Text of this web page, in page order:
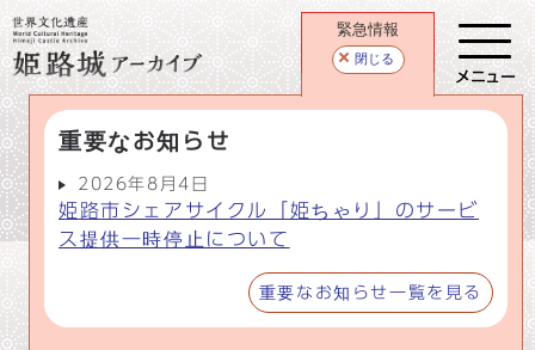
緊急情報
閉じる
重要なお知らせ
2026年8月4日
姫路市シェアサイクル「姫ちゃり」のサービ
ス提供一時停止について
重要なお知らせ一覧を見る
メニュー